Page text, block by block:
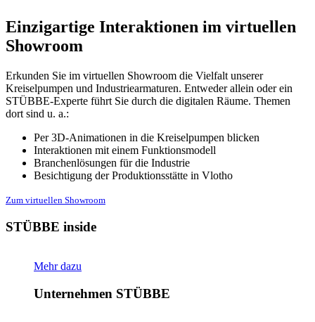
Einzigartige Interaktionen im virtuellen
Showroom
Erkunden Sie im virtuellen Showroom die Vielfalt unserer
Kreiselpumpen und Industriearmaturen. Entweder allein oder ein
STÜBBE-Experte führt Sie durch die digitalen Räume. Themen
dort sind u. a.:
Per 3D-Animationen in die Kreiselpumpen blicken
Interaktionen mit einem Funktionsmodell
Branchenlösungen für die Industrie
Besichtigung der Produktionsstätte in Vlotho
Zum virtuellen Showroom
STÜBBE inside
Mehr dazu
Unternehmen STÜBBE